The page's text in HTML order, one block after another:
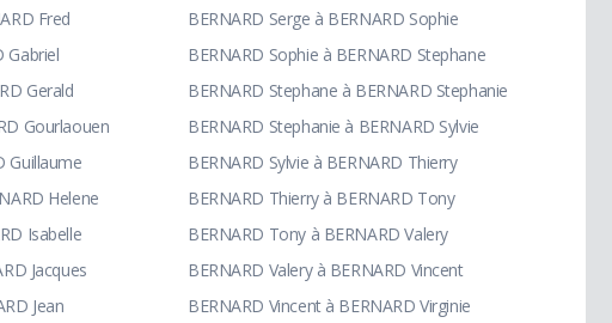
Fred
Gabriel
Gerald
Gourlaouen
Guillaume
Helene
Isabelle
Jacques
Jean
BERNARD Serge à BERNARD Sophie
BERNARD Sophie à BERNARD Stephane
BERNARD Stephane à BERNARD Stephanie
BERNARD Stephanie à BERNARD Sylvie
BERNARD Sylvie à BERNARD Thierry
BERNARD Thierry à BERNARD Tony
BERNARD Tony à BERNARD Valery
BERNARD Valery à BERNARD Vincent
BERNARD Vincent à BERNARD Virginie